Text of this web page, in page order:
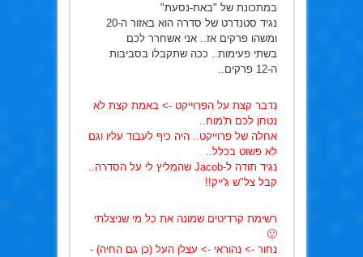
במתכונת של "באת-נסעת"
נגיד סטנדרט של סדרה הוא באזור ה-20
ומשהו פרקים אז.. אני אשחרר לכם
בשתי פעימות.. ככה שתקבלו בסביבות
ה-12 פרקים..
נדבר קצת על הפרוייקט -> באמת קצת לא
נטחן לכם ת'מוח..
אחלה של פרוייקט.. היה כיף לעבוד עליו וגם
לא פשוט בכלל..
נגיד תודה ל-Jacob שהמליץ לי על הסדרה..
קבל צל"ש ג'ייק!!
רשימת קרדיטים שמונה את כל מי שניצלתי
🙂
נחור -> נהוראי -> עצלן העל (כן גם החיה) -